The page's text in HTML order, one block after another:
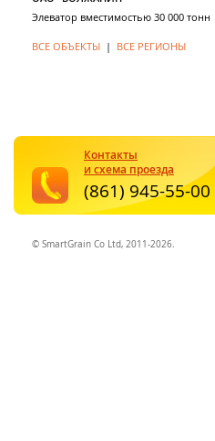
Элеватор вместимостью 30 000 тонн
ВСЕ ОБЪЕКТЫ | ВСЕ РЕГИОНЫ
© SmartGrain Co Ltd, 2011-2026.
Контакты
и схема проезда
(861) 945-55-00